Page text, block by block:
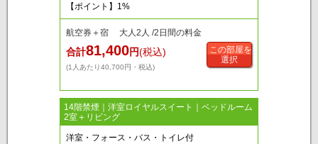
【ポイント】1%
航空券＋宿 大人2人 /2日間の料金
合計81,400円(税込)
(1人あたり40,700円・税込)
この部屋を
選択
14階禁煙｜洋室ロイヤルスイート｜ベッドルーム
2室＋リビング
洋室・フォース・バス・トイレ付